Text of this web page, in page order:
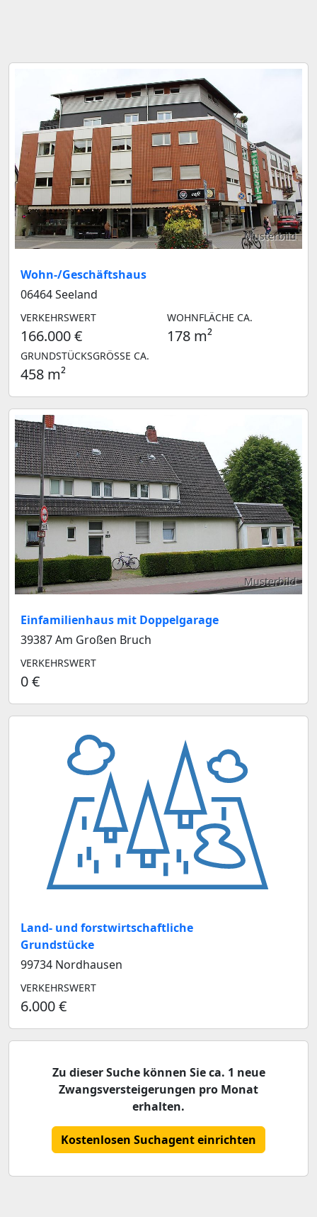
Musterbild
Wohn-/Geschäftshaus
06464 Seeland
VERKEHRSWERT
166.000 €
WOHNFLÄCHE CA.
178 m²
GRUNDSTÜCKSGRÖSSE CA.
458 m²
Musterbild
Einfamilienhaus mit Doppelgarage
39387 Am Großen Bruch
VERKEHRSWERT
0 €
Land- und forstwirtschaftliche
Grundstücke
99734 Nordhausen
VERKEHRSWERT
6.000 €
Zu dieser Suche können Sie ca. 1 neue
Zwangsversteigerungen pro Monat
erhalten.
Kostenlosen Suchagent einrichten